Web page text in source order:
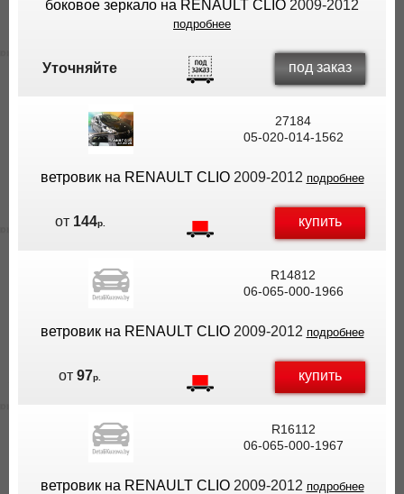
боковое зеркало на RENAULT CLIO 2009-2012
подробнее
Уточняйте под заказ
27184
05-020-014-1562
ветровик на RENAULT CLIO2009-2012 подробнее
от 144р. купить
R14812
06-065-000-1966
ветровик на RENAULT CLIO2009-2012 подробнее
от97р. купить
R16112
06-065-000-1967
ветровик на RENAULT CLIO2009-2012 подробнее